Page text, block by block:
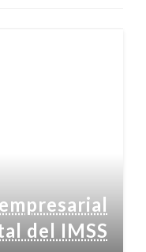
del IMSS